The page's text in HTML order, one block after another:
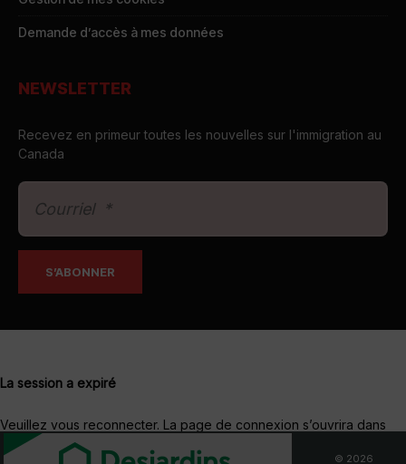
Demande d’accès à mes données
NEWSLETTER
Recevez en primeur toutes les nouvelles sur l'immigration au
Canada
© 2026
La session a expiré
Veuillez vous reconnecter. La page de connexion s’ouvrira dans
une nouvelle fenêtre. Après connexion, vous pourrez la fermer et